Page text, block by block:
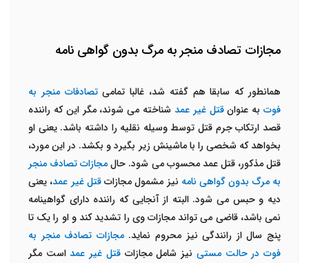
مجازات تصادف منجر به مرگ بدون گواهی نامه
همانطور که سابقا هم گفته شد، غالبا تمامیتصادفات منجر به
فوتبه عنوانقتل غیر عمد شناخته می شوند، مگر این که راننده
قصد ارتکاب جرم قتل توسط وسیله نقلیه را داشته باشد. یعنی او
بخواهد که شخصی را با ماشینش زیر بگیرد و بکشد. در این مورد،
قتل مذکور، قتل عمد محسوب می شود. حالمجازات تصادف منجر
به مرگ بدون گواهی نامه نیز مشمول مجازاتقتل غیر عمد، یعنی
دیه و حبس می شود. البته از آنجایی که راننده دارای گواهینامه
نمی باشد، قاضی می تواند مجازات وی را تشدید کند و او را یک تا
پنج سال از رانندگی نیز محروم نماید.مجازات تصادف منجر به
فوت در حالت مستی نیز شامل مجازاتقتل غیر عمداست مگر